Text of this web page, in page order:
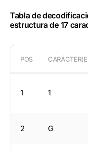
Tabla de
estructura de 17
POS
1 1
2 G